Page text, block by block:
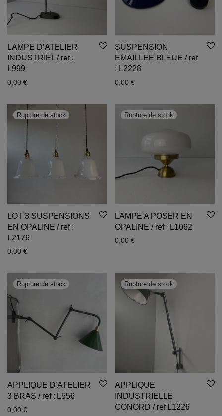
LAMPE D’ATELIER
INDUSTRIEL / ref :
L999
0,00 €
SUSPENSION
EMAILLEE BLEUE / ref
: L2228
0,00 €
LOT 3 SUSPENSIONS
EN OPALINE / ref :
L2176
0,00 €
LAMPE A POSER EN
OPALINE / ref : L1062
0,00 €
APPLIQUE D’ATELIER
3 BRAS / ref : L556
0,00 €
APPLIQUE
INDUSTRIELLE
CONORD / ref L1226